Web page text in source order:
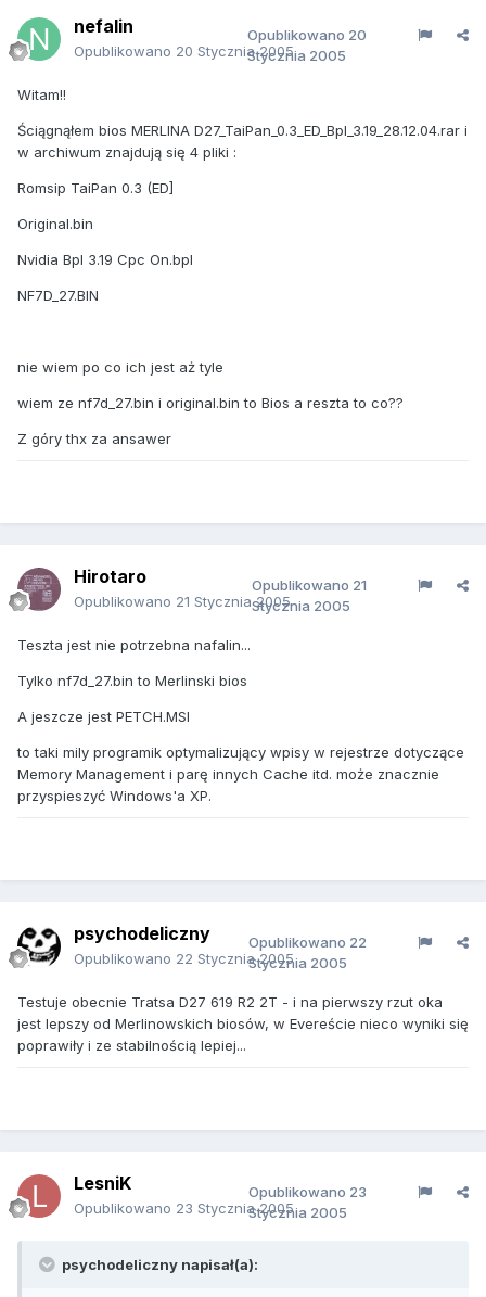
nefalin
Opublikowano 20 Stycznia 2005
Opublikowano 20
Stycznia 2005
Witam!!
Ściągnąłem bios MERLINA D27_TaiPan_0.3_ED_Bpl_3.19_28.12.04.rar i
w archiwum znajdują się 4 pliki :
Romsip TaiPan 0.3 (ED]
Original.bin
Nvidia Bpl 3.19 Cpc On.bpl
NF7D_27.BIN
nie wiem po co ich jest aż tyle
wiem ze nf7d_27.bin i original.bin to Bios a reszta to co??
Z góry thx za ansawer
Hirotaro
Opublikowano 21 Stycznia 2005
Opublikowano 21
Stycznia 2005
Teszta jest nie potrzebna nafalin...
Tylko nf7d_27.bin to Merlinski bios
A jeszcze jest PETCH.MSI
to taki mily programik optymalizujący wpisy w rejestrze dotyczące
Memory Management i parę innych Cache itd. może znacznie
przyspieszyć Windows'a XP.
psychodeliczny
Opublikowano 22 Stycznia 2005
Opublikowano 22
Stycznia 2005
Testuje obecnie Tratsa D27 619 R2 2T - i na pierwszy rzut oka
jest lepszy od Merlinowskich biosów, w Evereście nieco wyniki się
poprawiły i ze stabilnością lepiej...
LesniK
Opublikowano 23 Stycznia 2005
Opublikowano 23
Stycznia 2005
psychodeliczny napisał(a):